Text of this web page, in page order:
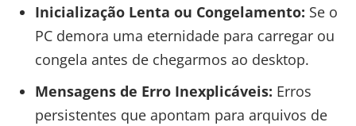
Inicialização Lenta ou Congelamento: Se o
PC demora uma eternidade para carregar ou
congela antes de chegarmos ao desktop.
Mensagens de Erro Inexplicáveis: Erros
persistentes que apontam para arquivos de